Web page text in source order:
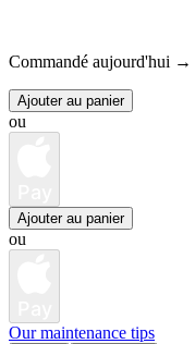
Commandé aujourd'hui →
Ajouter au panier
ou
Ajouter au panier
ou
Our maintenance tips